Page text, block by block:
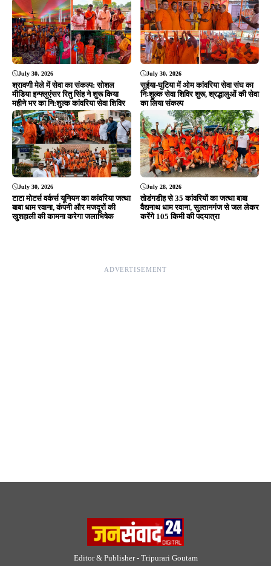
July 30, 2026
श्रावणी मेले में सेवा का संकल्प: सोशल
मीडिया इन्फ्लुएंसर रितु सिंह ने शुरू किया
महीने भर का नि:शुल्क कांवरिया सेवा शिविर
July 30, 2026
सुईया-घुटिया में ओम कांवरिया सेवा संघ का
निःशुल्क सेवा शिविर शुरू, श्रद्धालुओं की सेवा
का लिया संकल्प
July 30, 2026
टाटा मोटर्स वर्कर्स यूनियन का कांवरिया जत्था
बाबा धाम रवाना, कंपनी और मजदूरों की
खुशहाली की कामना करेगा जलाभिषेक
July 28, 2026
तोडंगडीह से 35 कांवरियों का जत्था बाबा
वैद्यनाथ धाम रवाना, सुल्तानगंज से जल लेकर
करेंगे 105 किमी की पदयात्रा
ADVERTISEMENT
Editor & Publisher - Tripurari Goutam